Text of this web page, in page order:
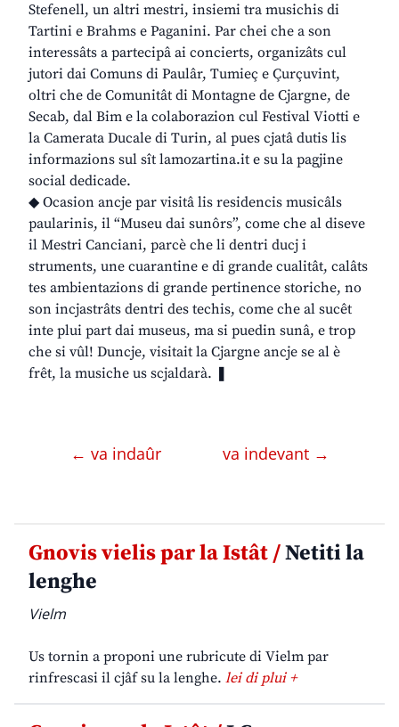
Stefenell, un altri mestri, insiemi tra musichis di
Tartini e Brahms e Paganini. Par chei che a son
interessâts a partecipâ ai concierts, organizâts cul
jutori dai Comuns di Paulâr, Tumieç e Çurçuvint,
oltri che de Comunitât di Montagne de Cjargne, de
Secab, dal Bim e la colaborazion cul Festival Viotti e
la Camerata Ducale di Turin, al pues cjatâ dutis lis
informazions sul sît lamozartina.it e su la pagjine
social dedicade.
◆ Ocasion ancje par visitâ lis residencis musicâls
paularinis, il “Museu dai sunôrs”, come che al diseve
il Mestri Canciani, parcè che li dentri ducj i
struments, une cuarantine e di grande cualitât, calâts
tes ambientazions di grande pertinence storiche, no
son incjastrâts dentri des techis, come che al sucêt
inte plui part dai museus, ma si puedin sunâ, e trop
che si vûl! Duncje, visitait la Cjargne ancje se al è
frêt, la musiche us scjaldarà. ❚
← va indaûr va indevant →
Gnovis vielis par la Istât /Netiti la
lenghe
Vielm
Us tornin a proponi une rubricute di Vielm par
rinfrescasi il cjâf su la lenghe. lei di plui +